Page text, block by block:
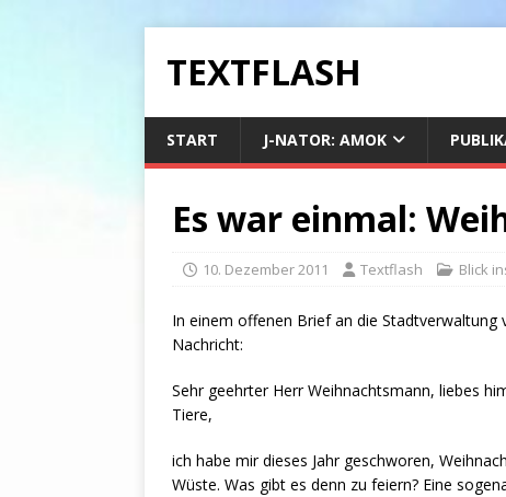
TEXTFLASH
START J-NATOR: AMOK
Es war einmal:
10. Dezember 2011 Textflash Blick
In einem offenen Brief an die
Nachricht:
Sehr geehrter Herr Weihnachtsmann, liebes
Tiere,
ich habe mir dieses Jahr geschworen,
Wüste. Was gibt es denn zu feiern? Eine